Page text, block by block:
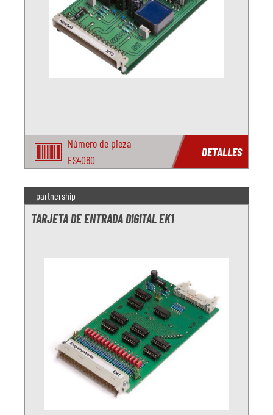
Número de pieza
ES4060
DETALLES
partnership
TARJETA DE ENTRADA DIGITAL EK1